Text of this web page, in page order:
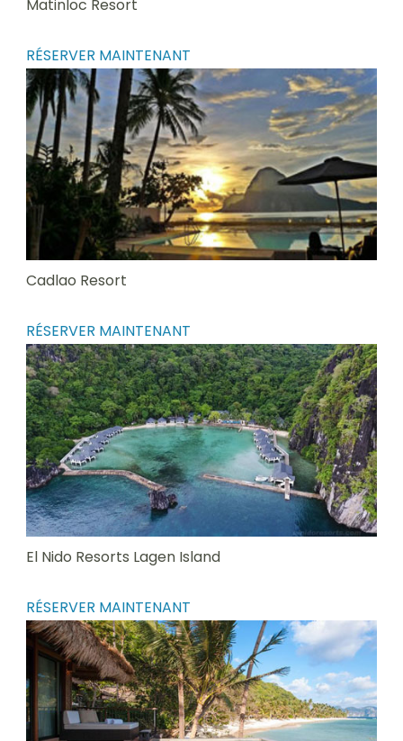
Matinloc Resort
RÉSERVER MAINTENANT
Cadlao Resort
RÉSERVER MAINTENANT
El Nido Resorts Lagen Island
RÉSERVER MAINTENANT